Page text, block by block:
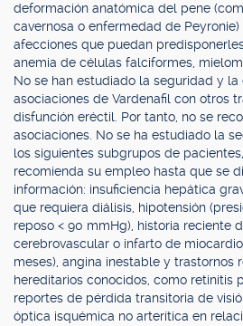
deformación anatómica del pene
cavernosa o enfermedad de
afecciones que puedan
anemia de células falciformes,
No se han estudiado la seguridad y la
asociaciones de Vardenafil con otros
disfunción eréctil. Por tanto, no se
asociaciones. No se ha estudiado la
los siguientes subgrupos de
recomienda su empleo hasta que se
información: insuficiencia hepática
que requiera diálisis, hipotensión
reposo < 90 mmHg), historia reciente
cerebrovascular o infarto de
meses), angina inestable y trastornos
hereditarios conocidos, como retinitis
reportes de pérdida transitoria de
óptica isquémica no arterítica en